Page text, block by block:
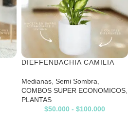
DIEFFENBACHIA CAMILIA
Medianas Semi Sombra
COMBOS SUPER ECONOMICOS
PLANTAS
$50.000 - $100.000